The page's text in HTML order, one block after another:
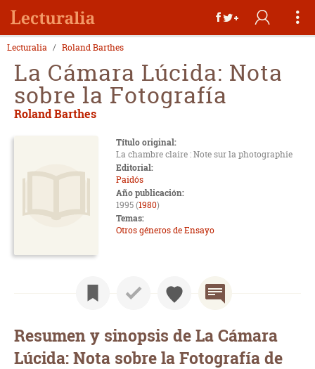
Lecturalia Roland Barthes
La Cámara Lúcida: Nota
sobre la Fotografía
Roland Barthes
Título original:
La chambre claire : Note sur la photographie
Editorial:
Paidós
Año publicación:
1995 (1980)
Temas:
Otros géneros de Ensayo
Resumen y sinopsis de La Cámara
Lúcida: Nota sobre la Fotografía de